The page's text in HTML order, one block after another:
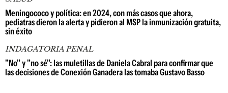
Meningococo y política: en 2024, con más casos que ahora,
pediatras dieron la alerta y pidieron al MSP la inmunización gratuita,
sin éxito
INDAGATORIA PENAL
"No" y "no sé": las muletillas de Daniela Cabral para confirmar que
las decisiones de Conexión Ganadera las tomaba Gustavo Basso